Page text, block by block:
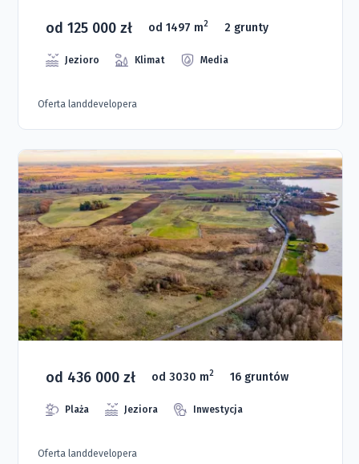
od 125 000 zł od 1497 m2 2 grunty
Jezioro Klimat Media
Oferta landdevelopera
od 436 000 zł od 3030 m2 16 gruntów
Plaża Jeziora Inwestycja
Oferta landdevelopera